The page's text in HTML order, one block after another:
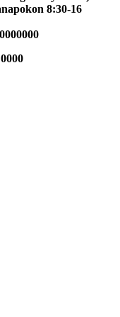
8:30-16